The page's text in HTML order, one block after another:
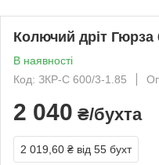
Колючий дріт Гюрза
В наявності
Код: ЗКР-С 600/3-1.85
2 040 ₴/бухта
2 019,60 ₴ від 55 бухт